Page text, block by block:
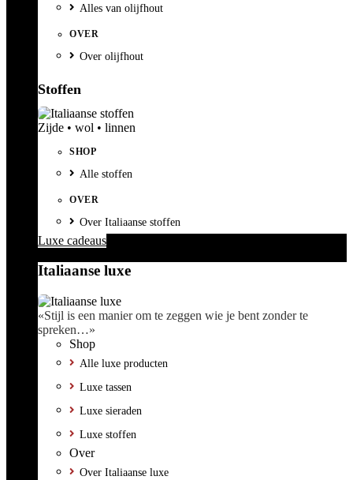
Alles van olijfhout
OVER
Over olijfhout
Stoffen
Zijde • wol • linnen
SHOP
Alle stoffen
OVER
Over Italiaanse stoffen
Luxe cadeaus
Italiaanse luxe
«Stijl is een manier om te zeggen wie je bent zonder te
spreken…»
Shop
Alle luxe producten
Luxe tassen
Luxe sieraden
Luxe stoffen
Over
Over Italiaanse luxe